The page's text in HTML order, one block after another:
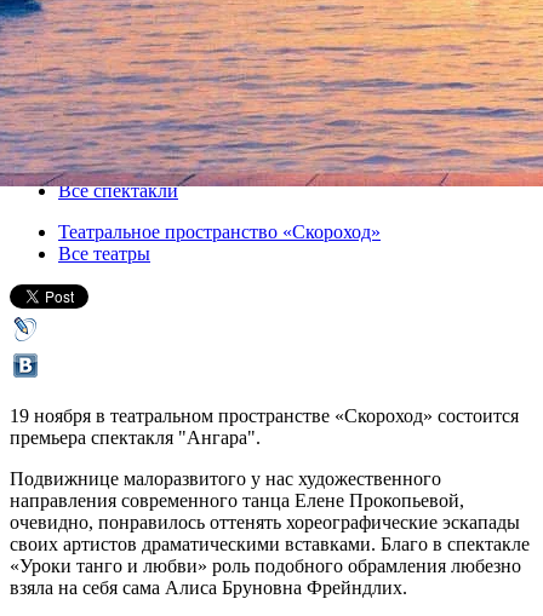
В "Скороходе" впервые
станцуют предание об Ангаре
19 ноября 2013, вторник,20.00
Версия для печати
Все спектакли
Театральное пространство «Скороход»
Все театры
19 ноября в театральном пространстве «Скороход» состоится
премьера спектакля "Ангара".
Подвижнице малоразвитого у нас художественного
направления современного танца Елене Прокопьевой,
очевидно, понравилось оттенять хореографические эскапады
своих артистов драматическими вставками. Благо в спектакле
«Уроки танго и любви» роль подобного обрамления любезно
взяла на себя сама Алиса Бруновна Фрейндлих.